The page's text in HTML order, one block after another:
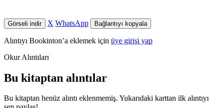
Görseli indir X WhatsApp Bağlantıyı kopyala
Alıntıyı Bookinton’a eklemek için üye girişi yap
Okur Alıntıları
Bu kitaptan alıntılar
Bu kitaptan henüz alıntı eklenmemiş. Yukarıdaki karttan ilk alıntıyı